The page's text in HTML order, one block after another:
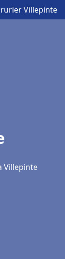
Villepinte
Villepinte